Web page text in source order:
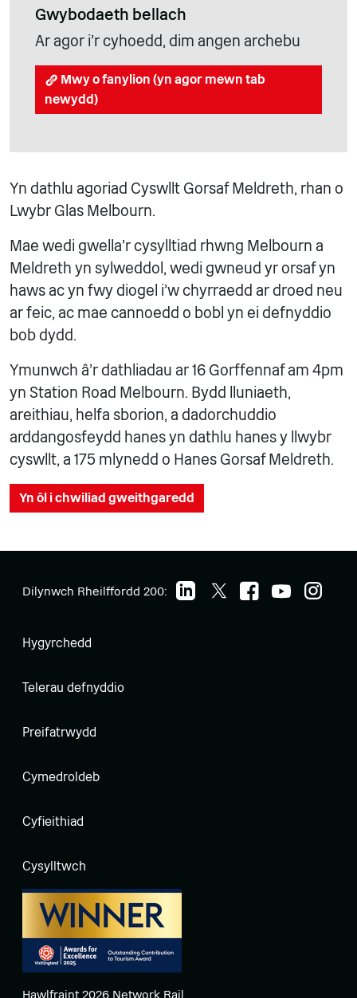
Gwybodaeth bellach
Ar agor i'r cyhoedd, dim angen archebu
Mwy o fanylion (yn agor mewn tab
newydd)
Yn dathlu agoriad Cyswllt Gorsaf Meldreth, rhan o
Lwybr Glas Melbourn.
Mae wedi gwella'r cysylltiad rhwng Melbourn a
Meldreth yn sylweddol, wedi gwneud yr orsaf yn
haws ac yn fwy diogel i'w chyrraedd ar droed neu
ar feic, ac mae cannoedd o bobl yn ei defnyddio
bob dydd.
Ymunwch â'r dathliadau ar 16 Gorffennaf am 4pm
yn Station Road Melbourn. Bydd lluniaeth,
areithiau, helfa sborion, a dadorchuddio
arddangosfeydd hanes yn dathlu hanes y llwybr
cyswllt, a 175 mlynedd o Hanes Gorsaf Meldreth.
Yn ôl i chwiliad gweithgaredd
Dilynwch Rheilffordd 200:
Hygyrchedd
Telerau defnyddio
Preifatrwydd
Cymedroldeb
Cyfieithiad
Cysylltwch
Hawlfraint 2026 Network Rail